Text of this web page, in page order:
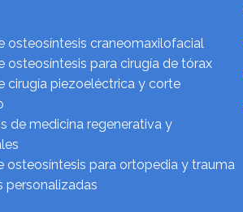
osteosíntesis craneomaxilofacial
osteosíntesis para cirugía de tórax
cirugía piezoeléctrica y corte
de medicina regenerativa y
osteosíntesis para ortopedia y trauma
personalizadas